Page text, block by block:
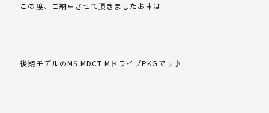
この度、ご納車させて頂きましたお車は
後期モデルのM5 MDCT MドライブPKGです♪